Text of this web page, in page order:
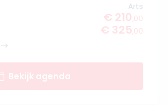
Arts
€ 210 ,00
€ 325 ,00
Bekijk agenda